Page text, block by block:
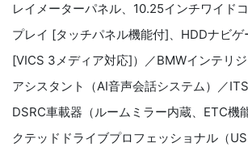
レイメーターパネル、10.25インチワイド
プレイ [タッチパネル機能付]、HDDナビゲ
[VICS 3メディア対応]）／BMWインテリ
アシスタント（AI音声会話システム）／
DSRC車載器（ルームミラー内蔵、ETC機
クテッドドライブプロフェッショナル（